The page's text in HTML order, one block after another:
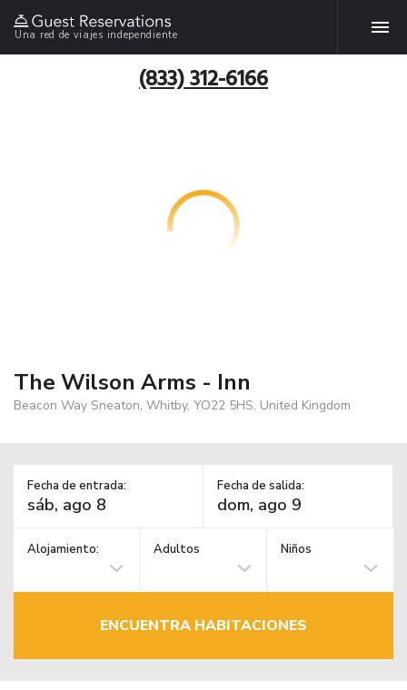
Una red de viajes independiente
(833) 312-6166
The Wilson Arms - Inn
Beacon Way Sneaton, Whitby, YO22 5HS, United Kingdom
Fecha de entrada: Fecha de salida:
Alojamiento: Adultos Niños
ENCUENTRA HABITACIONES